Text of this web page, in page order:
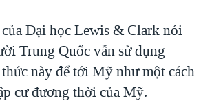
của Đại học Lewis & Clark nói
Trung Quốc vẫn sử dụng
này để tới Mỹ như một cách
cư đương thời của Mỹ.